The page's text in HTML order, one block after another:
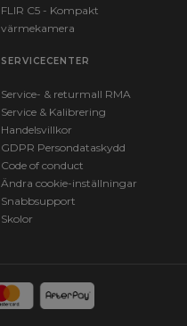
FLIR C5 - Kompakt
värmekamera
SERVICECENTER
Service- & returmall RMA
Service & Kalibrering
Handelsvillkor
GDPR Persondataskydd
Code of conduct
Ändra cookie-inställningar
Snabbsupport
Skolor